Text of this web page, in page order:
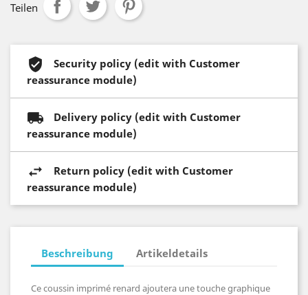
Teilen
Security policy (edit with Customer
reassurance module)
Delivery policy (edit with Customer
reassurance module)
Return policy (edit with Customer
reassurance module)
Beschreibung Artikeldetails
Ce coussin imprimé renard ajoutera une touche graphique